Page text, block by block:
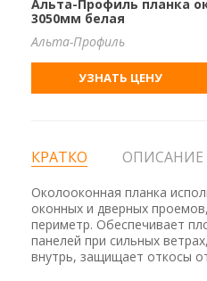
Альта-Профиль планка
3050мм белая
Альта-Профиль
УЗНАТЬ ЦЕНУ
КРАТКО ОПИСАНИЕ
Околооконная планка
оконных и дверных
периметр. Обеспечивает
панелей при сильных
внутрь, защищает откосы